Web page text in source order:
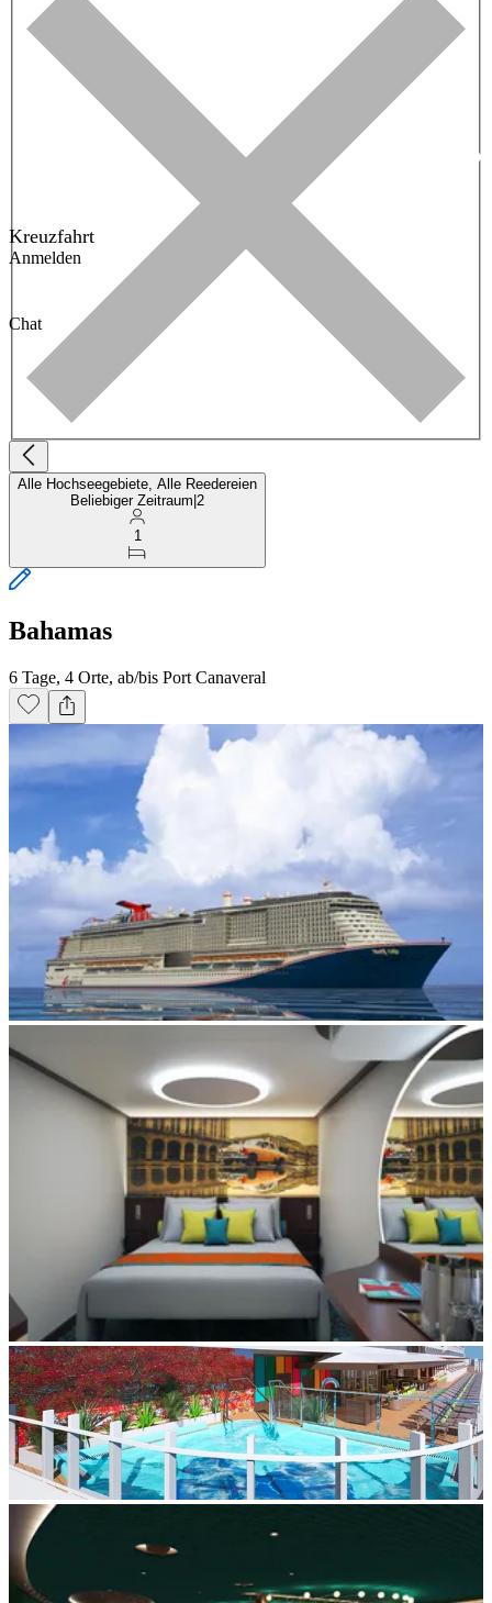
Kreuzfahrt
Anmelden
Chat
Alle Hochseegebiete, Alle Reedereien
Beliebiger Zeitraum 2
1
Bahamas
6 Tage, 4 Orte, ab/bis Port Canaveral